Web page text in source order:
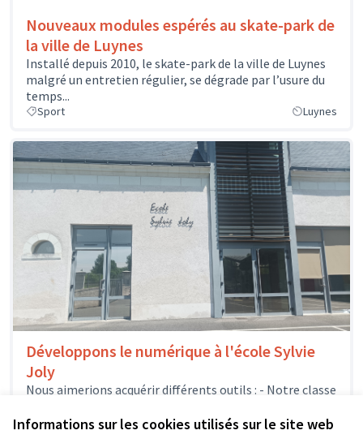
Informations sur les cookies utilisés sur le site web
Nouveaux modules espérés au skate-park de
la ville de Luynes
Installé depuis 2010, le skate-park de la ville de Luynes
malgré un entretien régulier, se dégrade par l’usure du
temps...
Sport Luynes
Développons le numérique à l'école Sylvie
Joly
Nous aimerions acquérir différents outils : - Notre classe
ordinateurs portables, afin que les élèves...